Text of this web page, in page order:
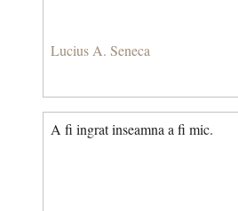
Lucius A. Seneca
A fi ingrat inseamna a fi mic.